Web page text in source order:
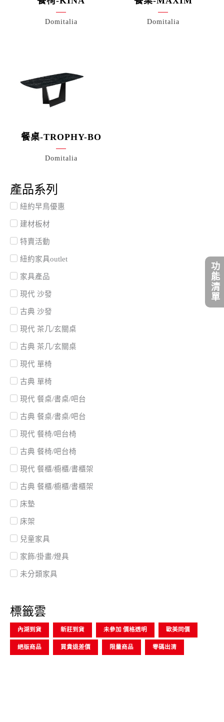
產品系列
紐約早鳥優惠
建材板材
特賣活動
紐約家具outlet
家具產品
現代 沙發
古典 沙發
現代 茶几/玄關桌
古典 茶几/玄關桌
現代 單椅
古典 單椅
現代 餐桌/書桌/吧台
古典 餐桌/書桌/吧台
現代 餐椅/吧台椅
古典 餐椅/吧台椅
現代 餐櫃/櫥櫃/書櫃架
古典 餐櫃/櫥櫃/書櫃架
床墊
床架
兒童家具
家飾/掛畫/燈具
未分類家具
標籤雲
內湖到貨 新莊到貨 未參加 價格透明 歐美同價
絕版商品 買貴退差價 限量商品 零碼出清
Domitalia Domitalia
餐桌-TROPHY-BO
Domitalia
功能清單